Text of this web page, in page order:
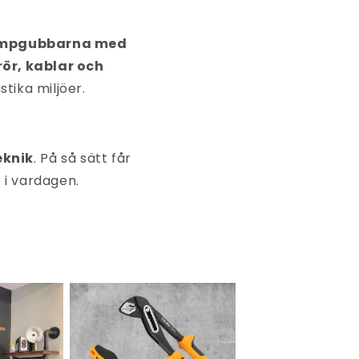
med
kablar och
miljöer.
. På så sätt får
vardagen.